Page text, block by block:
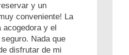
y un
conveniente! La
acogedora y el
Nada que
disfrutar de mi